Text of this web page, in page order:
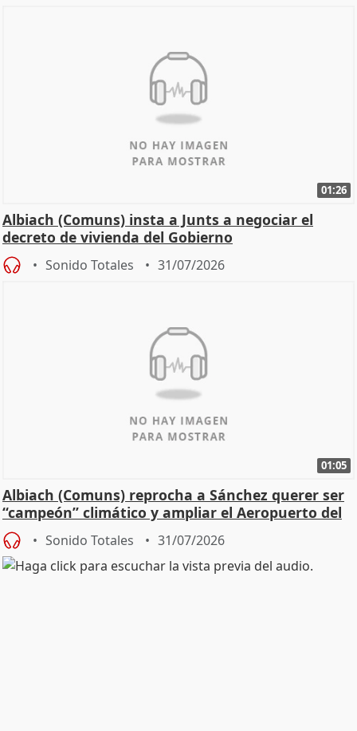
01:26
Albiach (Comuns) insta a Junts a negociar el
decreto de vivienda del Gobierno
Sonido Totales 31/07/2026
01:05
Albiach (Comuns) reprocha a Sánchez querer ser
“campeón” climático y ampliar el Aeropuerto del
Prat
Sonido Totales 31/07/2026